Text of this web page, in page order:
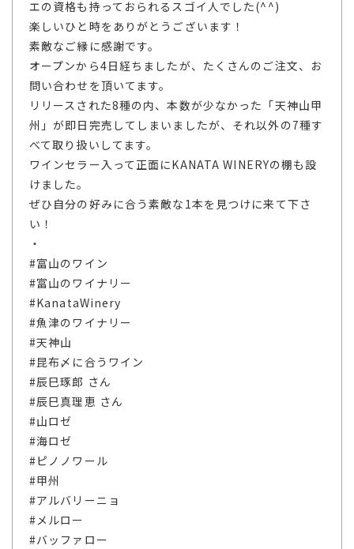
エの資格も持っておられるスゴイ人でした(^^)
楽しいひと時をありがとうございます！
素敵なご縁に感謝です。
オープンから4日経ちましたが、たくさんのご注文、お
問い合わせを頂いてます。
リリースされた8種の内、本数が少なかった「天神山甲
州」が即日完売してしまいましたが、それ以外の7種す
べて取り扱いしてます。
ワインセラー入って正面にKANATA WINERYの棚も設
けました。
ぜひ自分の好みに合う素敵な1本を見つけに来て下さ
い！
・
#富山のワイン
#富山のワイナリー
#KanataWinery
#魚津のワイナリー
#天神山
#昆布〆に合うワイン
#辰巳琢郎 さん
#辰巳真理恵 さん
#山ロゼ
#海ロゼ
#ピノノワール
#甲州
#アルバリーニョ
#メルロー
#バッファロー